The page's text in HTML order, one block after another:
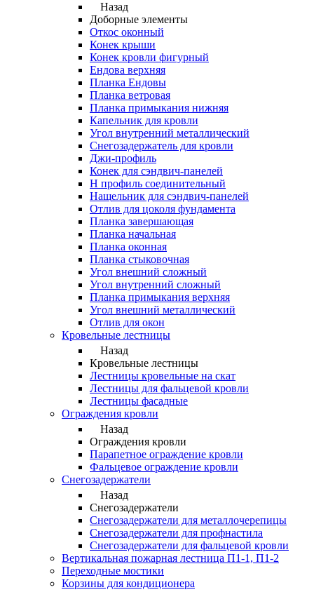
Назад
Доборные элементы
Откос оконный
Конек крыши
Конек кровли фигурный
Ендова верхняя
Планка Ендовы
Планка ветровая
Планка примыкания нижняя
Капельник для кровли
Угол внутренний металлический
Снегозадержатель для кровли
Джи-профиль
Конек для сэндвич-панелей
Н профиль соединительный
Нащельник для сэндвич-панелей
Отлив для цоколя фундамента
Планка завершающая
Планка начальная
Планка оконная
Планка стыковочная
Угол внешний сложный
Угол внутренний сложный
Планка примыкания верхняя
Угол внешний металлический
Отлив для окон
Кровельные лестницы
Назад
Кровельные лестницы
Лестницы кровельные на скат
Лестницы для фальцевой кровли
Лестницы фасадные
Ограждения кровли
Назад
Ограждения кровли
Парапетное ограждение кровли
Фальцевое ограждение кровли
Снегозадержатели
Назад
Снегозадержатели
Снегозадержатели для металлочерепицы
Снегозадержатели для профнастила
Снегозадержатели для фальцевой кровли
Вертикальная пожарная лестница П1-1, П1-2
Переходные мостики
Корзины для кондиционера